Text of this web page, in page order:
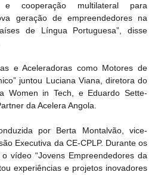
e cooperação multilateral para
geração de empreendedores na
de Língua Portuguesa”, disse
e Aceleradoras como Motores de
juntou Luciana Viana, diretora do
Women in Tech, e Eduardo Sette-
da Acelera Angola.
por Berta Montalvão, vice-
Executiva da CE-CPLP. Durante os
vídeo “Jovens Empreendedores da
experiências e projetos inovadores